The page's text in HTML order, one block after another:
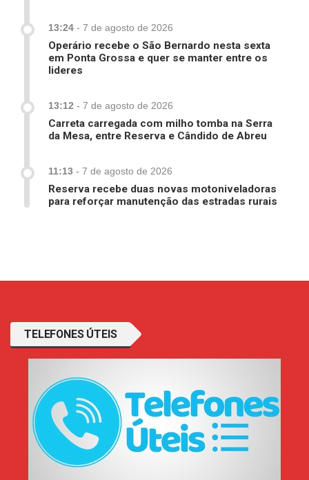
13:24 - 7 de agosto de 2026
Operário recebe o São Bernardo nesta sexta
em Ponta Grossa e quer se manter entre os
lideres
13:12 - 7 de agosto de 2026
Carreta carregada com milho tomba na Serra
da Mesa, entre Reserva e Cândido de Abreu
11:13 - 7 de agosto de 2026
Reserva recebe duas novas motoniveladoras
para reforçar manutenção das estradas rurais
TELEFONES ÚTEIS